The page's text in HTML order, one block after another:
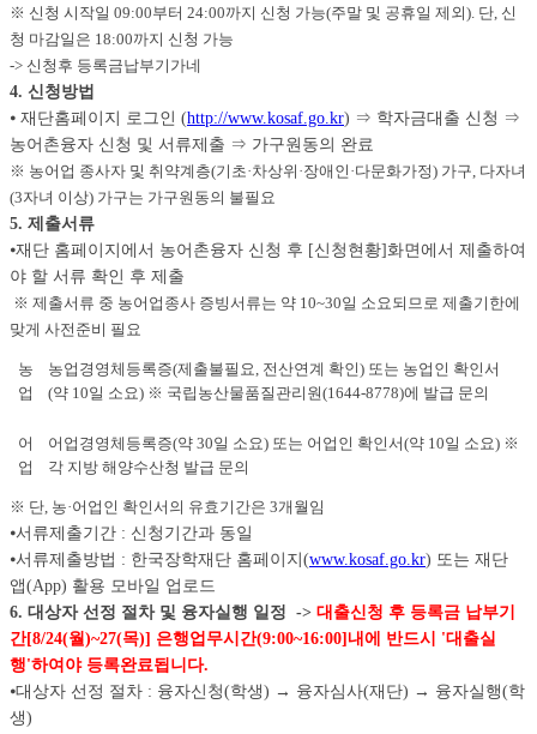
※ 신청 시작일 09:00부터 24:00까지 신청 가능(주말 및 공휴일 제외). 단, 신
청 마감일은 18:00까지 신청 가능
-> 신청후 등록금납부기가네
4. 신청방법
⦁ 재단홈페이지 로그인 (http://www.kosaf.go.kr) ⇒ 학자금대출 신청 ⇒
농어촌융자 신청 및 서류제출 ⇒ 가구원동의 완료
※ 농어업 종사자 및 취약계층(기초·차상위·장애인·다문화가정) 가구, 다자녀
(3자녀 이상) 가구는 가구원동의 불필요
5. 제출서류
⦁재단 홈페이지에서 농어촌융자 신청 후 [신청현황]화면에서 제출하여
야 할 서류 확인 후 제출
※ 제출서류 중 농어업종사 증빙서류는 약 10~30일 소요되므로 제출기한에
맞게 사전준비 필요
농
업
농업경영체등록증(제출불필요, 전산연계 확인) 또는 농업인 확인서
(약 10일 소요) ※ 국립농산물품질관리원(1644-8778)에 발급 문의
어
업
어업경영체등록증(약 30일 소요) 또는 어업인 확인서(약 10일 소요) ※
각 지방 해양수산청 발급 문의
※ 단, 농·어업인 확인서의 유효기간은 3개월임
⦁서류제출기간 : 신청기간과 동일
⦁서류제출방법 : 한국장학재단 홈페이지(www.kosaf.go.kr) 또는 재단
앱(App) 활용 모바일 업로드
6. 대상자 선정 절차 및 융자실행 일정 -> 대출신청 후 등록금 납부기
간[8/24(월)~27(목)] 은행업무시간(9:00~16:00]내에 반드시 '대출실
행'하여야 등록완료됩니다.
⦁대상자 선정 절차 : 융자신청(학생) → 융자심사(재단) → 융자실행(학
생)